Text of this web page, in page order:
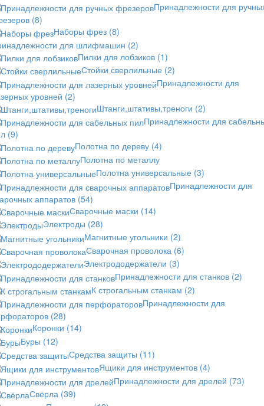
Принадлежности для
(8)
Наборы фрез (8)
для шлифмашин (2)
Пилки для лобзиков (1)
Стойки сверлильные (2)
Принадлежности для
уровней (2)
Штанги,штативы,треноги (2)
Принадлежности для
(9)
Полотна по дереву (4)
Полотна по металлу
Полотна универсальные (3)
Принадлежности для
аппаратов (54)
Сварочные маски (14)
Электроды (28)
Магнитные угольники (2)
Сварочная проволока (6)
Электрододержатели (3)
Принадлежности для станков (2)
К строгальным станкам (2)
Принадлежности для
(28)
Коронки (14)
Буры (12)
Средства защиты (11)
Ящики для инструментов (4)
Принадлежности для дрелей (73)
Свёрла (39)